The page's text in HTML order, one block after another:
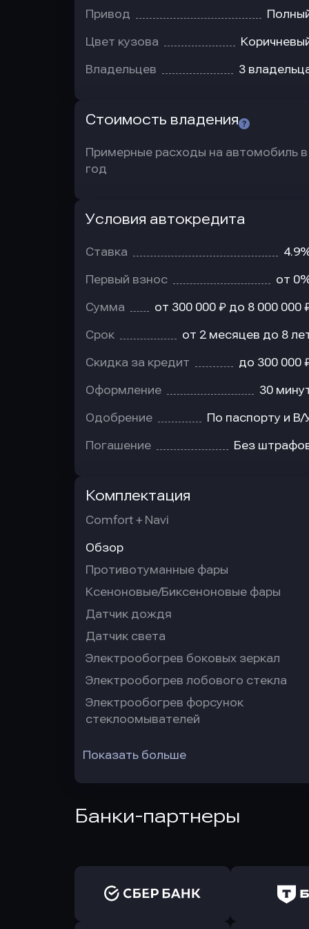
Привод
Цвет кузова
Владельцев 3
Стоимость владения
Примерные расходы на автомобиль в
год
Условия автокредита
Ставка
Первый взнос от
Сумма от 300 000 ₽ до 8 000 000
Срок от 2 месяцев до 8
Скидка за кредит до 300 000
Оформление 30
Одобрение По паспорту и В/
Погашение Без
Комплектация
Comfort + Navi
Обзор
Противотуманные фары
Ксеноновые/Биксеноновые фары
Датчик дождя
Датчик света
Электрообогрев боковых зеркал
Электрообогрев лобового стекла
Электрообогрев форсунок
стеклоомывателей
Показать больше
Банки-партнеры